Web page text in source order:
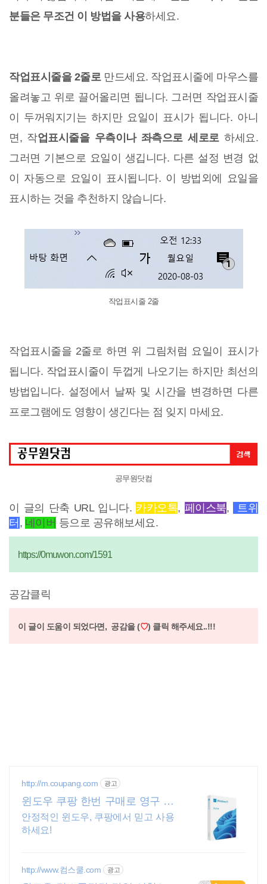
분들은 무조건 이 방법을 사용하세요.
작업표시줄을 2줄로만드세요. 작업표시줄에 마우스를
올려놓고 위로 끌어올리면 됩니다. 그러면 작업표시줄
이 두꺼워지기는 하지만 요일이 표시가 됩니다. 아니
면, 작업표시줄을 우측이나 좌측으로 세로로하세요.
그러면 기본으로 요일이 생깁니다. 다른 설정 변경 없
이 자동으로 요일이 표시됩니다. 이 방법외에 요일을
표시하는 것을 추천하지 않습니다.
작업표시줄 2줄
작업표시줄을 2줄로 하면 위 그림처럼 요일이 표시가
됩니다. 작업표시줄이 두껍게 나오기는 하지만 최선의
방법입니다. 설정에서 날짜 및 시간을 변경하면 다른
프로그램에도 영향이 생긴다는 점 잊지 마세요.
공무원닷컴
이 글의 단축 URL 입니다. 카카오톡, 페이스북,
트위
터 , 네이버 등으로 공유해보세요.
https://0muwon.com/1591
공감클릭
이 글이 도움이 되었다면, 공감을 (♡) 클릭 해주세요..!!!
http://m.coupang.com 광고
윈도우 쿠팡 한번 구매로 영구 사
용
안정적인 윈도우, 쿠팡에서 믿고 사용
하세요!
http://www.컴스쿨.com 광고